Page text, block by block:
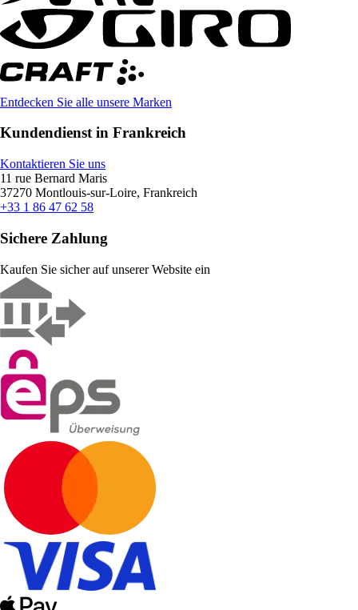
Entdecken Sie alle unsere Marken
Kundendienst in Frankreich
Kontaktieren Sie uns
11 rue Bernard Maris
37270 Montlouis-sur-Loire, Frankreich
+33 1 86 47 62 58
Sichere Zahlung
Kaufen Sie sicher auf unserer Website ein